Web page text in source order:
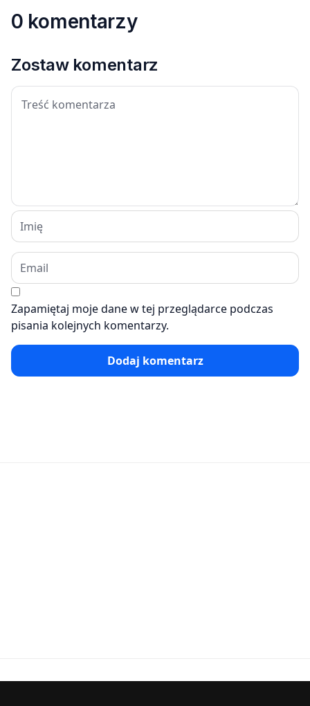
0 komentarzy
Zostaw komentarz
Zapamiętaj moje dane w tej przeglądarce podczas
pisania kolejnych komentarzy.
Dodaj komentarz